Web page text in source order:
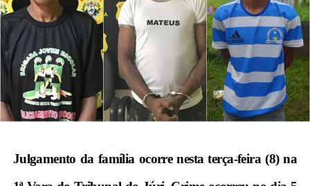
Julgamento da família ocorre nesta terça-feira (8) na